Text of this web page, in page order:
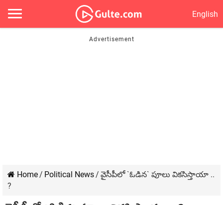
English
Home/ Political News/ వైసీపీలో `ఓడిన` పూలు విక‌సిస్తాయా ..
?